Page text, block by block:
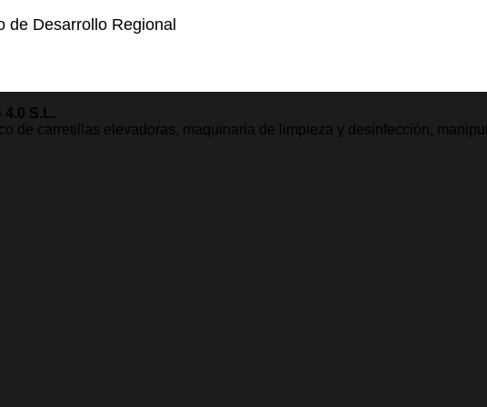
de Desarrollo Regional
S.L.
de carretillas elevadoras, maquinaria de limpieza y desinfección,